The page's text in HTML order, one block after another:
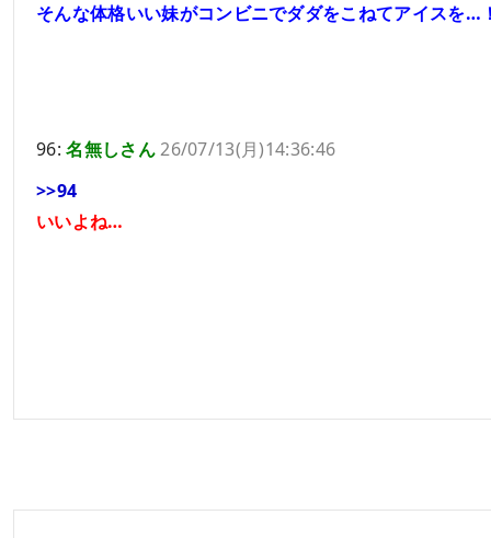
そんな体格いい妹がコンビニでダダをこねてアイスを…
96:名無しさん26/07/13(月)14:36:46
>>94
いいよね…